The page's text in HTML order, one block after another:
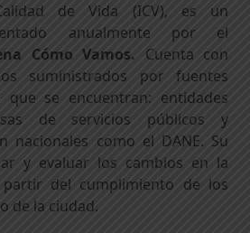
de Vida (ICV), es un
anualmente por el
Cómo Vamos.
Cuenta con
suministrados por fuentes
que se encuentran: entidades
de servicios públicos y
nacionales como el DANE. Su
y evaluar los cambios en la
del cumplimiento de los
de la ciudad.